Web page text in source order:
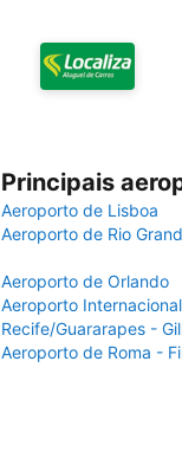
Principais
Aeroporto de Lisboa
Aeroporto de Rio
Aeroporto de Orlando
Aeroporto
Recife/Guararapes -
Aeroporto de Roma -